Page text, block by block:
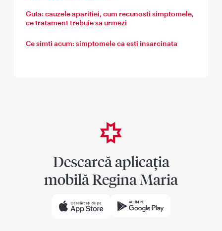
Guta: cauzele aparitiei, cum recunosti simptomele,
ce tratament trebuie sa urmezi
Ce simti acum: simptomele ca esti insarcinata
Descarcă aplicația
mobilă Regina Maria